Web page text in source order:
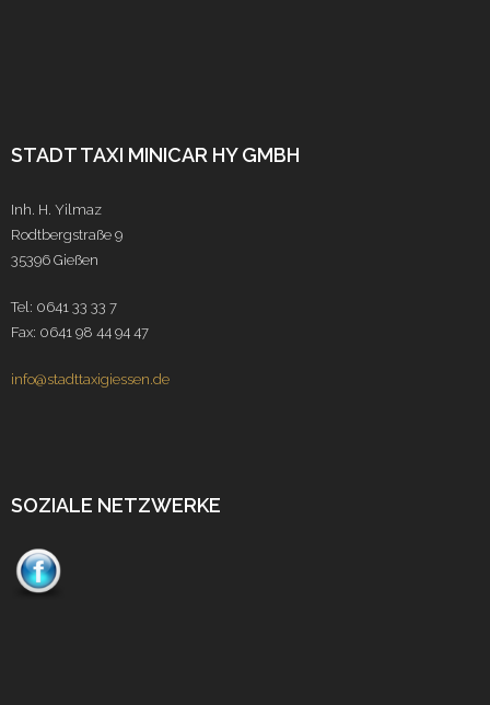
STADT TAXI MINICAR HY GMBH
Inh. H. Yilmaz
Rodtbergstraße 9
35396 Gießen
Tel: 0641 33 33 7
Fax: 0641 98 44 94 47
info@stadttaxigiessen.de
SOZIALE NETZWERKE